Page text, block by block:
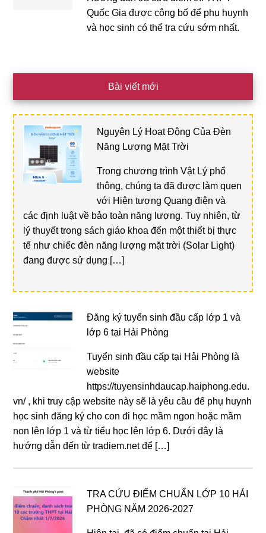
Quốc Gia được công bố để phụ huynh
và học sinh có thể tra cứu sớm nhất.
Bài viết mới
Nguyên Lý Hoạt Động Của Đèn
Năng Lượng Mặt Trời
Trong chương trình Vật Lý phổ
thông, chúng ta đã được làm quen
với Hiện tượng Quang điện và
các định luật về bảo toàn năng lượng. Tuy nhiên, từ
lý thuyết trong sách giáo khoa đến một thiết bị thực
tế như chiếc đèn năng lượng mặt trời (Solar Light)
đang được sử dụng […]
Đăng ký tuyển sinh đầu cấp lớp 1 và
lớp 6 tại Hải Phòng
Tuyển sinh đầu cấp tại Hải Phòng là
website
https://tuyensinhdaucap.haiphong.edu.
vn/ , khi truy cập website này sẽ là yêu cầu để phụ huynh
học sinh đăng ký cho con đi học mầm ngon hoặc mầm
non lên lớp 1 và từ tiểu học lên lớp 6. Dưới đây là
hướng dẫn đến từ tradiem.net để […]
TRA CỨU ĐIỂM CHUẨN LỚP 10 HẢI
PHÒNG NĂM 2026-2027